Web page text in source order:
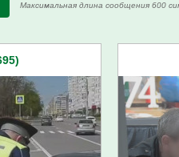
Максимальная длина сообщения 600